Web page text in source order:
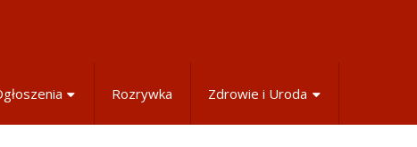
Rozrywka Zdrowie i Uroda